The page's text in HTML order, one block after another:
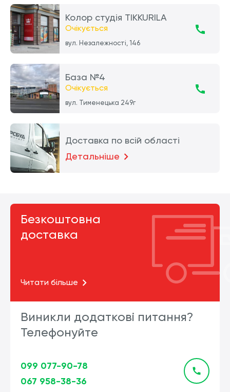
Колор студія TIKKURILA
Очікується
вул. Незалежності, 146
База №4
Очікується
вул. Тименецька 249г
Доставка по всій області
Детальніше
Безкоштовна
доставка
Читати більше
Виникли додаткові питання?
Телефонуйте
099 077-90-78
067 958-38-36